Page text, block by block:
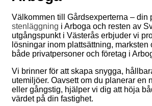
Välkommen till Gårdsexperterna – din
stenläggning i Arboga och resten av
utgångspunkt i Västerås erbjuder vi
lösningar inom plattsättning, marksten
både privatpersoner och företag i
Vi brinner för att skapa snygga,
utemiljöer. Oavsett om du planerar en
eller gångstig, hjälper vi dig att höja
värdet på din fastighet.